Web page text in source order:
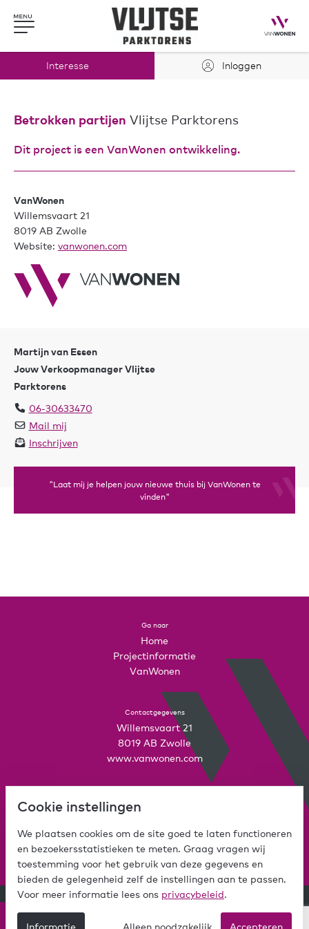
Interesse Inloggen
Betrokken partijen Vlijtse Parktorens
Dit project is een VanWonen ontwikkeling.
VanWonen
Willemsvaart 21
8019 AB Zwolle
Website: vanwonen.com
Martijn van Essen
Jouw Verkoopmanager Vlijtse
Parktorens
06-30633470
Mail mij
Inschrijven
"Laat mij je helpen jouw nieuwe thuis bij VanWonen te
vinden"
Ga naar
Home
Projectinformatie
VanWonen
Contactgegevens
Willemsvaart 21
8019 AB Zwolle
www.vanwonen.com
Interesse
Inloggen
Stel een vraag
Cookie instellingen
We plaatsen cookies om de site goed te laten functioneren
en bezoekersstatistieken te meten. Graag vragen wij
toestemming voor het gebruik van deze gegevens en
bieden de gelegenheid zelf de instellingen aan te passen.
Voor meer informatie lees ons privacybeleid.
Informatie Alleen noodzakelijk Accepteren